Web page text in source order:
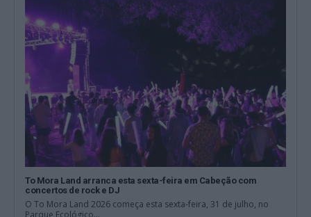
To Mora Land arranca esta sexta-feira em Cabeção com
concertos de rock e DJ
O To Mora Land 2026 começa esta sexta-feira, 31 de julho, no